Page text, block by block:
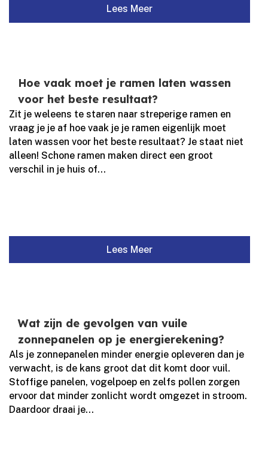
Lees Meer
Hoe vaak moet je ramen laten wassen
voor het beste resultaat?
Zit je weleens te staren naar streperige ramen en
vraag je je af hoe vaak je je ramen eigenlijk moet
laten wassen voor het beste resultaat? Je staat niet
alleen! Schone ramen maken direct een groot
verschil in je huis of...
Lees Meer
Wat zijn de gevolgen van vuile
zonnepanelen op je energierekening?
Als je zonnepanelen minder energie opleveren dan je
verwacht, is de kans groot dat dit komt door vuil.​
Stoffige panelen, vogelpoep en zelfs pollen zorgen
ervoor dat minder zonlicht wordt omgezet in stroom.​
Daardoor draai je...